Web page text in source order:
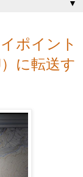
▼
ポイント
に転送す